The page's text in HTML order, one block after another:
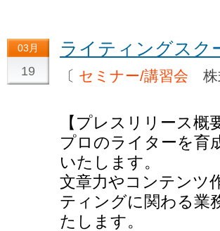
03月
19
ライティングス
〔 セミナー/講習会 株
【プレスリリース概
プロのライターを育
いたします。
文章力やコンテンツ
ティングに関わる業
たします。